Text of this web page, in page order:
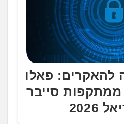
להאקרים: פאלו
ממתקפות סייבר
2026